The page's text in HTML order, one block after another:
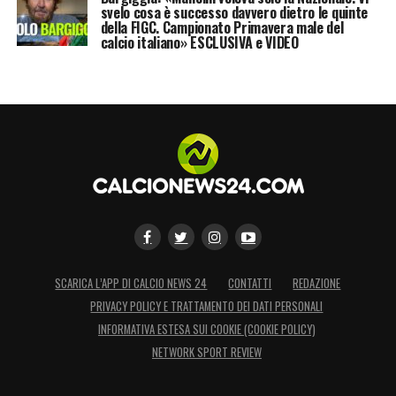
LA PLAYLIST DELLE NOSTRE TOP NEWS
svelo cosa è successo davvero dietro le quinte
della FIGC. Campionato Primavera male del
calcio italiano» ESCLUSIVA e VIDEO
SCARICA L’APP DI CALCIO NEWS 24 CONTATTI
REDAZIONE
PRIVACY POLICY E TRATTAMENTO DEI DATI PERSONALI
INFORMATIVA ESTESA SUI COOKIE (COOKIE POLICY)
NETWORK SPORT REVIEW